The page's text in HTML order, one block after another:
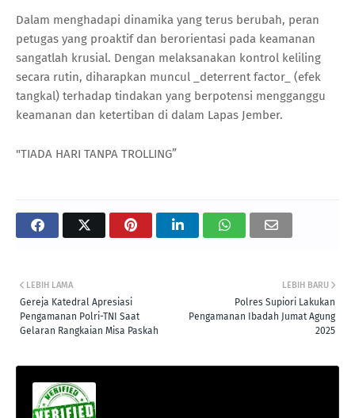
Dalam menghadapi dinamika yang terus berubah, peran
petugas yang proaktif dan berorientasi pada keamanan
sangatlah krusial. Dengan melaksanakan kontrol keliling
secara rutin, diharapkan muncul _deterrent factor_ (efek
tangkal) terhadap tindakan yang berpotensi mengganggu
keamanan dan ketertiban di dalam Lapas Jember.
"TIADA HARI TANPA TROLLING”
LEBIH BARU
Polres Supiori Lakukan
Pengamanan Ibadah Jumat Agung
2025
LEBIH LAMA
Gereja Katedral Apresiasi
Pengamanan Polri-TNI Saat
Gelaran Rangkaian Misa Paskah